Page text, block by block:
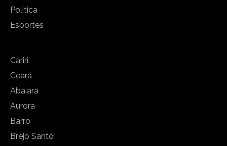
Política
Esportes
Cariri
Ceará
Abaiara
Aurora
Barro
Brejo Santo